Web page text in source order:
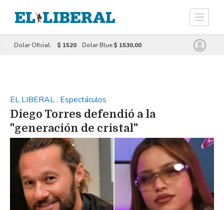
Dolar Oficial: $ 1520 Dolar Blue:$ 1530,00
EL LIBERAL. Espectáculos
Diego Torres defendió a la
"generación de cristal"